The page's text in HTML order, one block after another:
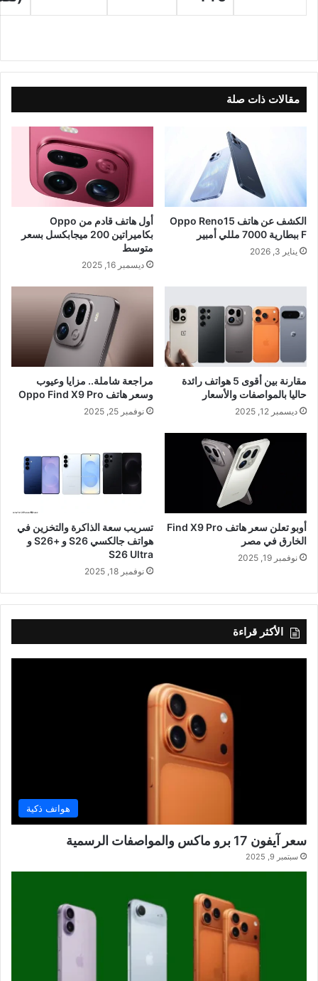
مقالات ذات صلة
الكشف عن هاتف Oppo Reno15
F ببطارية 7000 مللي أمبير
يناير 3, 2026
أول هاتف قادم من Oppo
بكاميراتين 200 ميجابكسل بسعر
متوسط
ديسمبر 16, 2025
مقارنة بين أقوى 5 هواتف رائدة
حاليا بالمواصفات والأسعار
ديسمبر 12, 2025
مراجعة شاملة.. مزايا وعيوب
وسعر هاتف Oppo Find X9 Pro
نوفمبر 25, 2025
أوبو تعلن سعر هاتف Find X9 Pro
الخارق في مصر
نوفمبر 19, 2025
تسريب سعة الذاكرة والتخزين في
هواتف جالكسي S26 و +S26 و
S26 Ultra
نوفمبر 18, 2025
الأكثر قراءة
هواتف ذكية
سعر آيفون 17 برو ماكس والمواصفات الرسمية
سبتمبر 9, 2025